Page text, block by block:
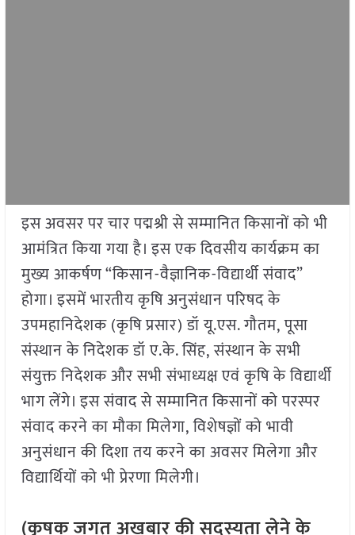
इस अवसर पर चार पद्मश्री से सम्मानित किसानों को भी
आमंत्रित किया गया है। इस एक दिवसीय कार्यक्रम का
मुख्य आकर्षण “किसान-वैज्ञानिक-विद्यार्थी संवाद”
होगा। इसमें भारतीय कृषि अनुसंधान परिषद के
उपमहानिदेशक (कृषि प्रसार) डॉ यू.एस. गौतम, पूसा
संस्थान के निदेशक डॉ ए.के. सिंह, संस्थान के सभी
संयुक्त निदेशक और सभी संभाध्यक्ष एवं कृषि के विद्यार्थी
भाग लेंगे। इस संवाद से सम्मानित किसानों को परस्पर
संवाद करने का मौका मिलेगा, विशेषज्ञों को भावी
अनुसंधान की दिशा तय करने का अवसर मिलेगा और
विद्यार्थियों को भी प्रेरणा मिलेगी।